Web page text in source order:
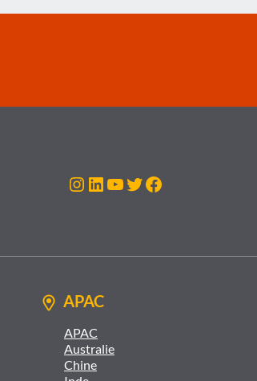
Instagram
LinkedIn
YouTube
Twitter
Facebook
APAC
APAC
Australie
Chine